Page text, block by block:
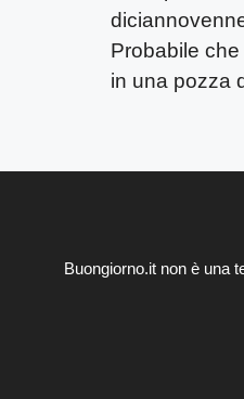
Probabile
in una pozza
Buongiorno.it non è una